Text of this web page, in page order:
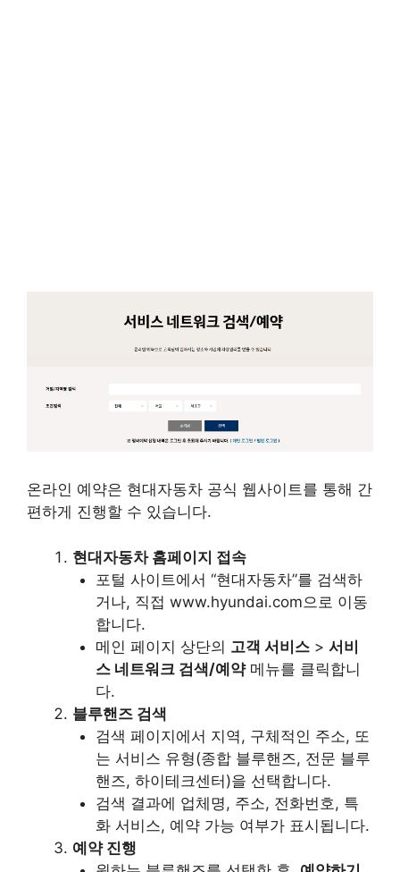
온라인 예약은 현대자동차 공식 웹사이트를 통해 간
편하게 진행할 수 있습니다.
현대자동차 홈페이지 접속
포털 사이트에서 “현대자동차”를 검색하
거나, 직접 www.hyundai.com으로 이동
합니다.
메인 페이지 상단의 고객 서비스> 서비
스 네트워크 검색/예약메뉴를 클릭합니
다.
블루핸즈 검색
검색 페이지에서 지역, 구체적인 주소, 또
는 서비스 유형(종합 블루핸즈, 전문 블루
핸즈, 하이테크센터)을 선택합니다.
검색 결과에 업체명, 주소, 전화번호, 특
화 서비스, 예약 가능 여부가 표시됩니다.
예약 진행